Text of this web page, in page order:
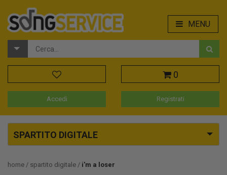
MENU
0
Accedi Registrati
SPARTITO DIGITALE
home spartito digitale i'm a loser